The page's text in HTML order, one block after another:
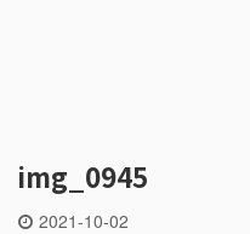
img_0945
2021-10-02